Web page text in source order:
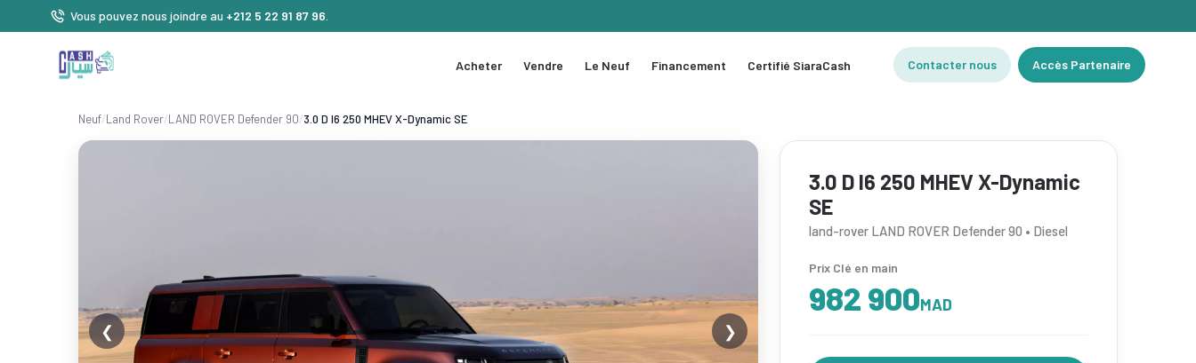
Vous pouvez nous joindre au +212 5 22 91 87 96
Acheter Vendre Le Neuf Financement Certifié SiaraCash Contacter nous Accès Partenaire
Neuf/Land Rover/LAND ROVER Defender 90/3.0 D I6 250 MHEV X-Dynamic SE
❮ ❯
3.0 D I6 250 MHEV X-Dynamic
SE
land-rover LAND ROVER Defender 90 • Diesel
Prix Clé en main
982 900MAD